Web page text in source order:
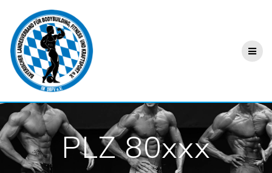
PLZ 80xxx